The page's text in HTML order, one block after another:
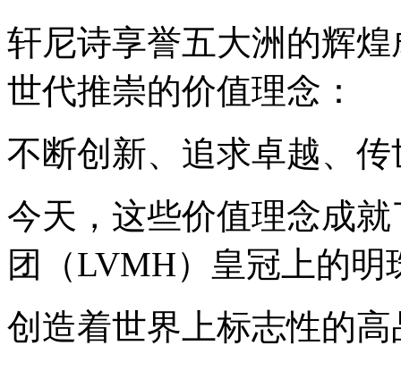
轩尼诗享誉五大洲的辉
世代推崇的价值理念：
不断创新、追求卓越、
今天，这些价值理念成
团（LVMH）皇冠上的明
创造着世界上标志性的